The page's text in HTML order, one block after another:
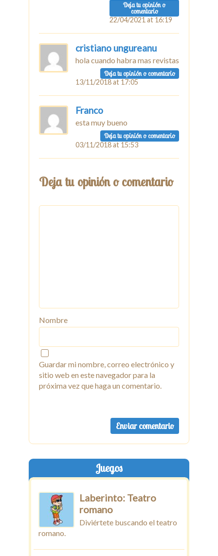
Deja tu opinión o
comentario
22/04/2021 at 16:19
cristiano ungureanu
hola cuando habra mas revistas
Deja tu opinión o comentario
13/11/2018 at 17:05
Franco
esta muy bueno
Deja tu opinión o comentario
03/11/2018 at 15:53
Deja tu opinión o comentario
Nombre
Guardar mi nombre, correo electrónico y
sitio web en este navegador para la
próxima vez que haga un comentario.
Juegos
Laberinto: Teatro
romano
Diviértete buscando el teatro
romano.